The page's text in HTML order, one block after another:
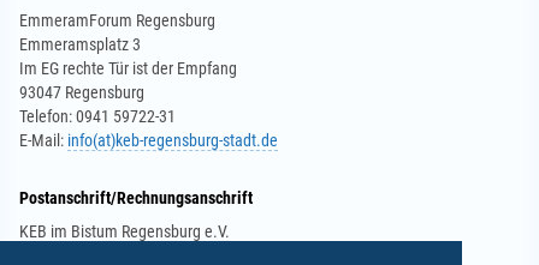
EmmeramForum Regensburg
Emmeramsplatz 3
Im EG rechte Tür ist der Empfang
93047 Regensburg
Telefon: 0941 59722-31
E-Mail: info(at)keb-regensburg-stadt.de
Postanschrift/Rechnungsanschrift
KEB im Bistum Regensburg e.V.